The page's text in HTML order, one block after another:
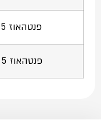
פנטהאוז 5 חד', קומה 7, דירה מס' 25
פנטהאוז 5 חד', קומה 7, דירה מס' 26